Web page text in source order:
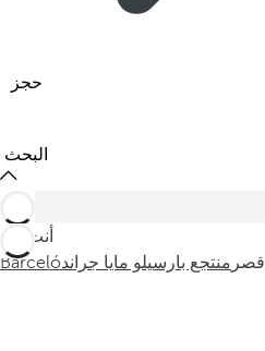
حجز
البحث
أنت في
Barcelóمنتجع بارسيلو مايا جراند قصر